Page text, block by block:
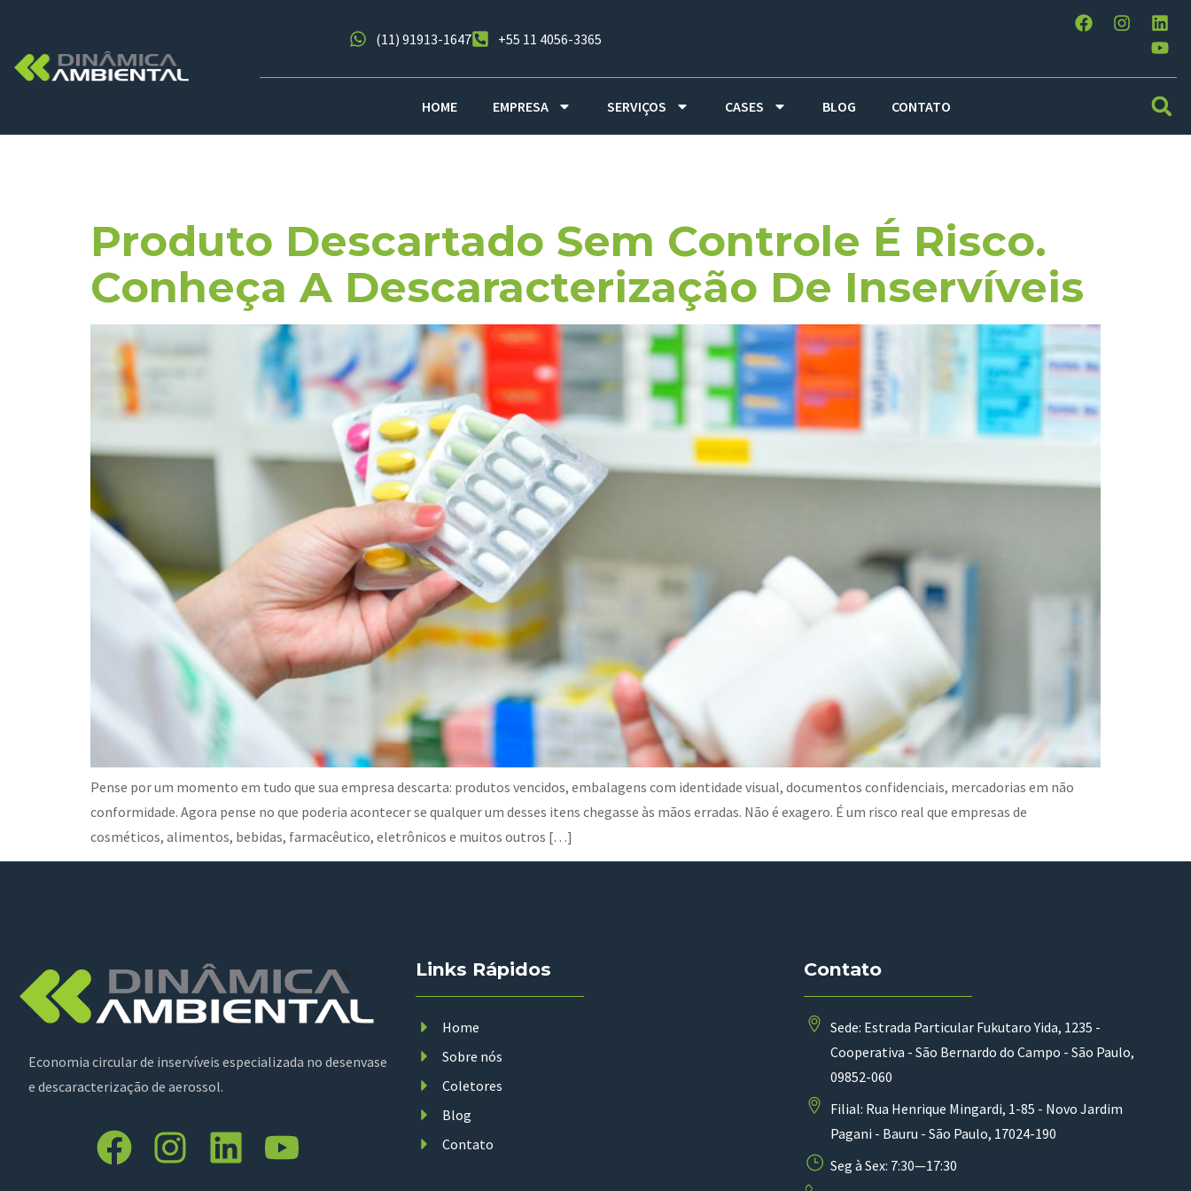
(11) 91913-1647 +55 11 4056-3365
HOME EMPRESA SERVIÇOS CASES BLOG CONTATO
Produto Descartado Sem Controle É Risco.
Conheça A Descaracterização De Inservíveis
Pense por um momento em tudo que sua empresa descarta: produtos vencidos, embalagens com identidade visual, documentos confidenciais, mercadorias em não
conformidade. Agora pense no que poderia acontecer se qualquer um desses itens chegasse às mãos erradas. Não é exagero. É um risco real que empresas de
cosméticos, alimentos, bebidas, farmacêutico, eletrônicos e muitos outros […]
Economia circular de inservíveis especializada no desenvase
e descaracterização de aerossol.
Links Rápidos
Home
Sobre nós
Coletores
Blog
Contato
Contato
Sede: Estrada Particular Fukutaro Yida, 1235 -
Cooperativa - São Bernardo do Campo - São Paulo,
09852-060
Filial: Rua Henrique Mingardi, 1-85 - Novo Jardim
Pagani - Bauru - São Paulo, 17024-190
Seg à Sex: 7:30—17:30